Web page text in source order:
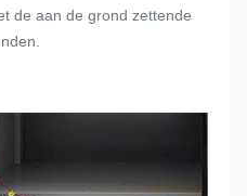
de aan de grond zettende